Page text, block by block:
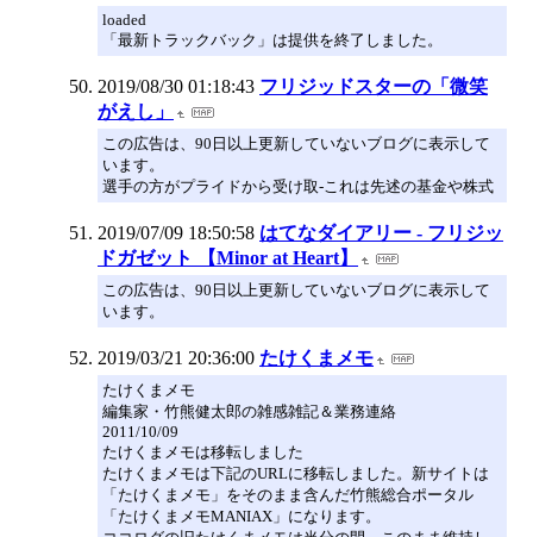
loaded
「最新トラックバック」は提供を終了しました。
2019/08/30 01:18:43 フリジッドスターの「微笑
がえし」
この広告は、90日以上更新していないブログに表示して
います。
選手の方がプライドから受け取-これは先述の基金や株式
2019/07/09 18:50:58 はてなダイアリー - フリジッ
ドガゼット 【Minor at Heart】
この広告は、90日以上更新していないブログに表示して
います。
2019/03/21 20:36:00 たけくまメモ
たけくまメモ
編集家・竹熊健太郎の雑感雑記＆業務連絡
2011/10/09
たけくまメモは移転しました
たけくまメモは下記のURLに移転しました。新サイトは
「たけくまメモ」をそのまま含んだ竹熊総合ポータル
「たけくまメモMANIAX」になります。